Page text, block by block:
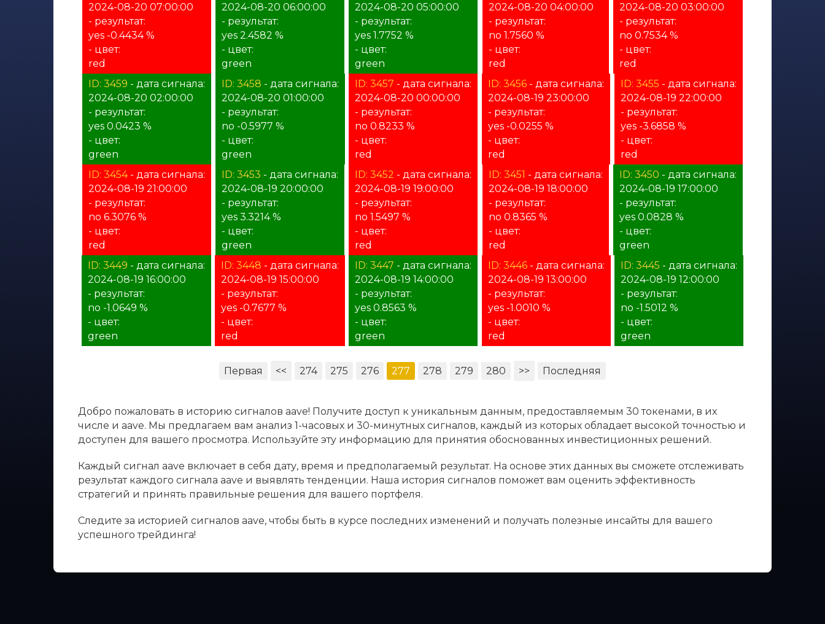
2024-08-20 07:00:00
- результат:
yes -0.4434 %
- цвет:
red
2024-08-20 06:00:00
- результат:
yes 2.4582 %
- цвет:
green
2024-08-20 05:00:00
- результат:
yes 1.7752 %
- цвет:
green
2024-08-20 04:00:00
- результат:
no 1.7560 %
- цвет:
red
2024-08-20 03:00:00
- результат:
no 0.7534 %
- цвет:
red
ID: 3459 - дата сигнала:
2024-08-20 02:00:00
- результат:
yes 0.0423 %
- цвет:
green
ID: 3458 - дата сигнала:
2024-08-20 01:00:00
- результат:
no -0.5977 %
- цвет:
green
ID: 3457 - дата сигнала:
2024-08-20 00:00:00
- результат:
no 0.8233 %
- цвет:
red
ID: 3456 - дата сигнала:
2024-08-19 23:00:00
- результат:
yes -0.0255 %
- цвет:
red
ID: 3455 - дата сигнала:
2024-08-19 22:00:00
- результат:
yes -3.6858 %
- цвет:
red
ID: 3454- дата сигнала:
2024-08-19 21:00:00
- результат:
no 6.3076 %
- цвет:
red
ID: 3453 - дата сигнала:
2024-08-19 20:00:00
- результат:
yes 3.3214 %
- цвет:
green
ID: 3452 - дата сигнала:
2024-08-19 19:00:00
- результат:
no 1.5497 %
- цвет:
red
ID: 3451 - дата сигнала:
2024-08-19 18:00:00
- результат:
no 0.8365 %
- цвет:
red
ID: 3450 - дата сигнала:
2024-08-19 17:00:00
- результат:
yes 0.0828 %
- цвет:
green
ID: 3449 - дата сигнала:
2024-08-19 16:00:00
- результат:
no -1.0649 %
- цвет:
green
ID: 3448 - дата сигнала:
2024-08-19 15:00:00
- результат:
yes -0.7677 %
- цвет:
red
ID: 3447 - дата сигнала:
2024-08-19 14:00:00
- результат:
yes 0.8563 %
- цвет:
green
ID: 3446- дата сигнала:
2024-08-19 13:00:00
- результат:
yes -1.0010 %
- цвет:
red
ID: 3445 - дата сигнала:
2024-08-19 12:00:00
- результат:
no -1.5012 %
- цвет:
green
Первая << 274 275 276 277 278 279 280 >> Последняя
Добро пожаловать в историю сигналов aave! Получите доступ к уникальным данным, предоставляемым 30 токенами, в их
числе и aave. Мы предлагаем вам анализ 1-часовых и 30-минутных сигналов, каждый из которых обладает высокой точностью и
доступен для вашего просмотра. Используйте эту информацию для принятия обоснованных инвестиционных решений.
Каждый сигнал aave включает в себя дату, время и предполагаемый результат. На основе этих данных вы сможете отслеживать
результат каждого сигнала aave и выявлять тенденции. Наша история сигналов поможет вам оценить эффективность
стратегий и принять правильные решения для вашего портфеля.
Следите за историей сигналов aave, чтобы быть в курсе последних изменений и получать полезные инсайты для вашего
успешного трейдинга!